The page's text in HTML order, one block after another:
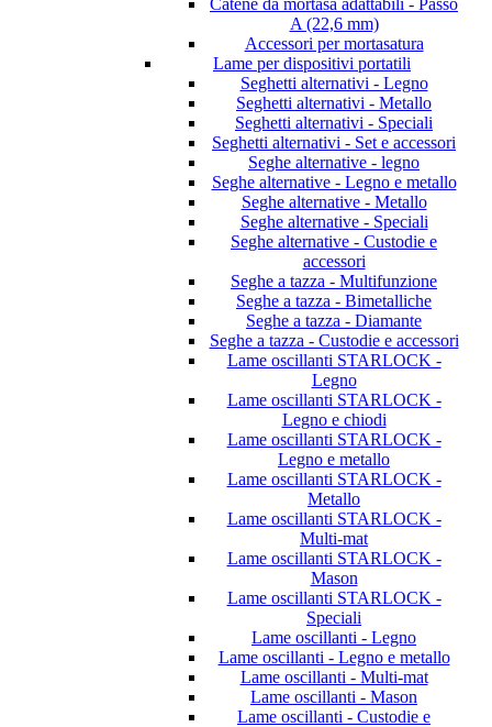
A (22,6 mm)
Accessori per mortasatura
Lame per dispositivi portatili
Seghetti alternativi - Legno
Seghetti alternativi - Metallo
Seghetti alternativi - Speciali
Seghetti alternativi - Set e accessori
Seghe alternative - legno
Seghe alternative - Legno e metallo
Seghe alternative - Metallo
Seghe alternative - Speciali
Seghe alternative - Custodie e
accessori
Seghe a tazza - Multifunzione
Seghe a tazza - Bimetalliche
Seghe a tazza - Diamante
Seghe a tazza - Custodie e accessori
Lame oscillanti STARLOCK -
Legno
Lame oscillanti STARLOCK -
Legno e chiodi
Lame oscillanti STARLOCK -
Legno e metallo
Lame oscillanti STARLOCK -
Metallo
Lame oscillanti STARLOCK -
Multi-mat
Lame oscillanti STARLOCK -
Mason
Lame oscillanti STARLOCK -
Speciali
Lame oscillanti - Legno
Lame oscillanti - Legno e metallo
Lame oscillanti - Multi-mat
Lame oscillanti - Mason
Lame oscillanti - Custodie e